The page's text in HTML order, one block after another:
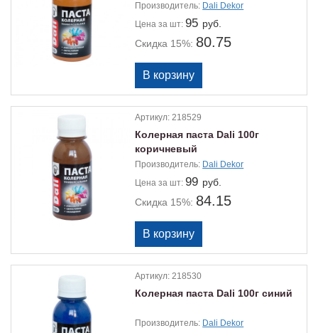
Производитель: Dali Dekor
Цена за шт:95 руб.
Скидка 15%: 80.75
Артикул:218529
Колерная паста Dali 100г
коричневый
Производитель: Dali Dekor
Цена за шт:99 руб.
Скидка 15%: 84.15
Артикул:218530
Колерная паста Dali 100г синий
Производитель: Dali Dekor